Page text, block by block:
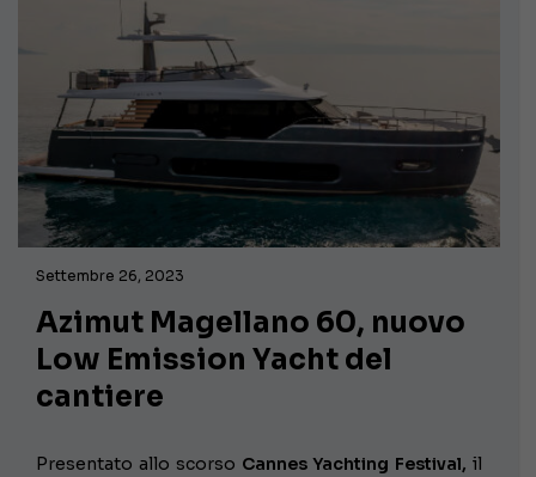
Settembre 26, 2023
Azimut Magellano 60, nuovo
Low Emission Yacht del
cantiere
Presentato allo scorso Cannes Yachting Festival, il